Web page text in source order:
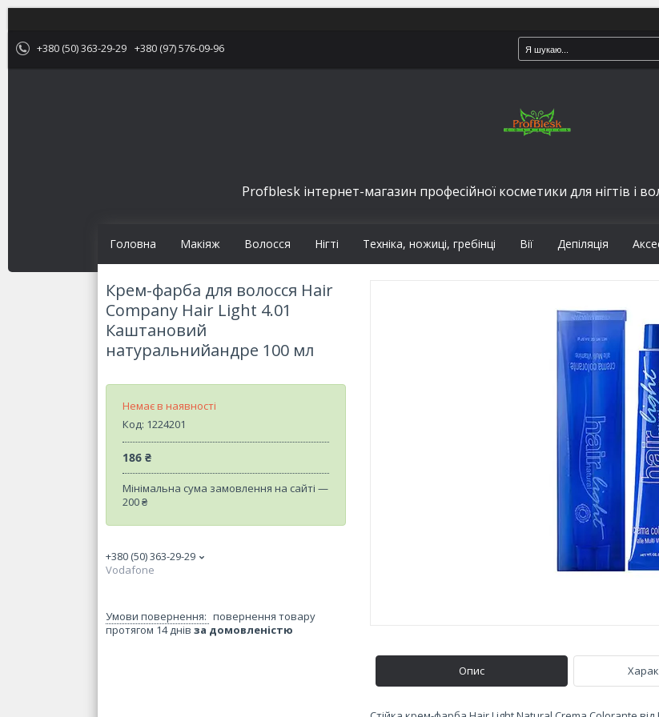
+380 (50) 363-29-29 +380 (97) 576-09-96
Profblesk інтернет-магазин професійної косметики для нігтів і
Головна Макіяж Волосся Нігті Техніка, ножиці, гребінці Вії Депіляція
Крем-фарба для волосся Hair
Company Hair Light 4.01
Каштановий
натуральнийандре 100 мл
Немає в наявності
Код: 1224201
186 ₴
Мінімальна сума замовлення на сайті —
200 ₴
+380 (50) 363-29-29
Vodafone
повернення товару
протягом 14 днів за домовленістю
Опис